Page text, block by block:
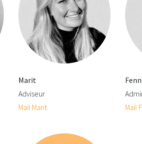
Marit
Adviseur
Mail Marit
Mail